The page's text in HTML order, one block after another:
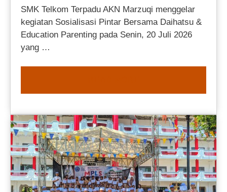
SMK Telkom Terpadu AKN Marzuqi menggelar
kegiatan Sosialisasi Pintar Bersama Daihatsu &
Education Parenting pada Senin, 20 Juli 2026
yang …